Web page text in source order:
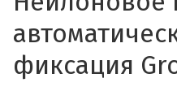
фиксация